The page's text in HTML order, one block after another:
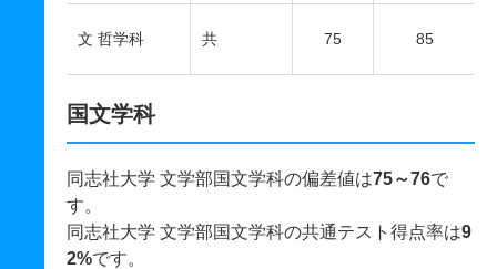
文 哲学科 共 75 85
国文学科
同志社大学 文学部国文学科の偏差値は75～76で
す。
同志社大学 文学部国文学科の共通テスト得点率は9
2%です。